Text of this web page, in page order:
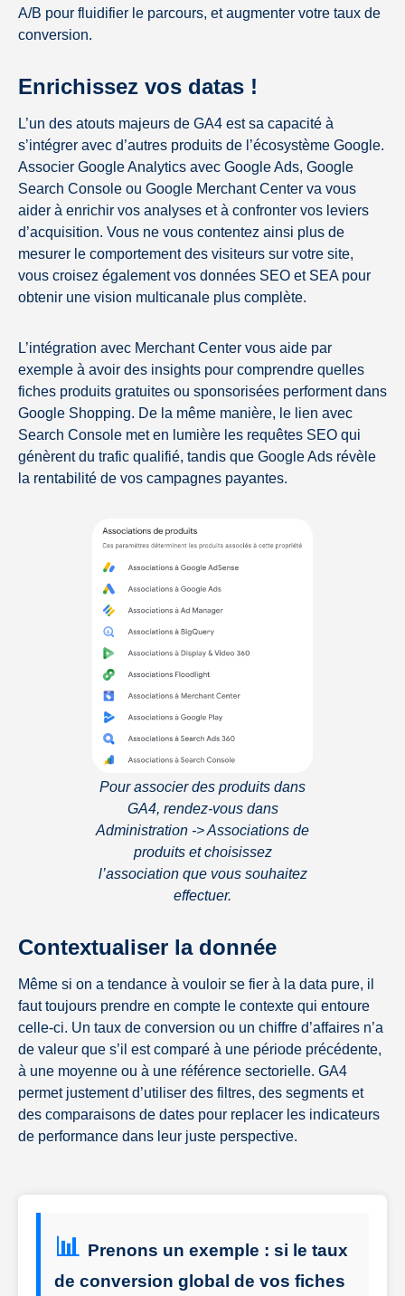
A/B pour fluidifier le parcours, et augmenter votre taux de
conversion.
Enrichissez vos datas !
L’un des atouts majeurs de GA4 est sa capacité à
s’intégrer avec d’autres produits de l’écosystème Google.
Associer Google Analytics avec Google Ads, Google
Search Console ou Google Merchant Center va vous
aider à enrichir vos analyses et à confronter vos leviers
d’acquisition. Vous ne vous contentez ainsi plus de
mesurer le comportement des visiteurs sur votre site,
vous croisez également vos données SEO et SEA pour
obtenir une vision multicanale plus complète.
L’intégration avec Merchant Center vous aide par
exemple à avoir des insights pour comprendre quelles
fiches produits gratuites ou sponsorisées performent dans
Google Shopping. De la même manière, le lien avec
Search Console met en lumière les requêtes SEO qui
génèrent du trafic qualifié, tandis que Google Ads révèle
la rentabilité de vos campagnes payantes.
Pour associer des produits dans
GA4, rendez-vous dans
Administration -> Associations de
produits et choisissez
l’association que vous souhaitez
effectuer.
Contextualiser la donnée
Même si on a tendance à vouloir se fier à la data pure, il
faut toujours prendre en compte le contexte qui entoure
celle-ci. Un taux de conversion ou un chiffre d’affaires n’a
de valeur que s’il est comparé à une période précédente,
à une moyenne ou à une référence sectorielle. GA4
permet justement d’utiliser des filtres, des segments et
des comparaisons de dates pour replacer les indicateurs
de performance dans leur juste perspective.
Prenons un exemple : si le taux
de conversion global de vos fiches